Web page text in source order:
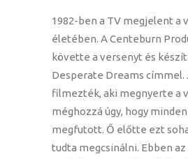
1982-ben a TV megjelent a
életében. A Centeburn
követte a versenyt és
Desperate Dreams címmel.
filmezték, aki megnyerte a
méghozzá úgy, hogy
megfutott. Ő előtte ezt
tudta megcsinálni. Ebben